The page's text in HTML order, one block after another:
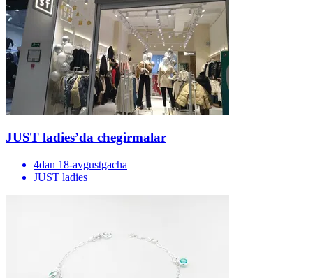
JUST ladies’da chegirmalar
4dan 18-avgustgacha
JUST ladies